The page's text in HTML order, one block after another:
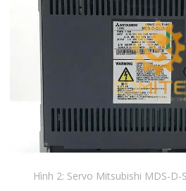
Hình 2: Servo Mitsubishi MDS-D-